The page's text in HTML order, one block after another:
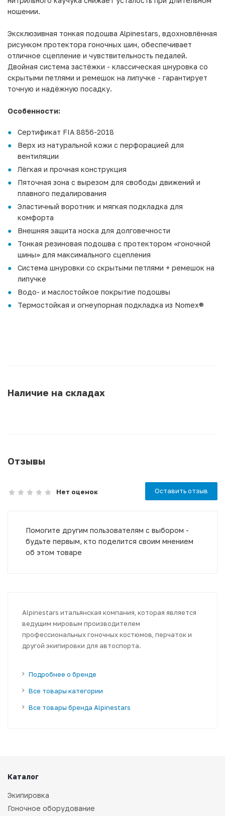
ношении.
Эксклюзивная тонкая подошва Alpinestars, вдохновлённая
рисунком протектора гоночных шин, обеспечивает
отличное сцепление и чувствительность педалей.
Двойная система застёжки - классическая шнуровка со
скрытыми петлями и ремешок на липучке - гарантирует
точную и надёжную посадку.
Особенности:
Сертификат FIA 8856-2018
Верх из натуральной кожи с перфорацией для
вентиляции
Лёгкая и прочная конструкция
Пяточная зона с вырезом для свободы движений и
плавного педалирования
Эластичный воротник и мягкая подкладка для
комфорта
Внешняя защита носка для долговечности
Тонкая резиновая подошва с протектором «гоночной
шины» для максимального сцепления
Система шнуровки со скрытыми петлями + ремешок на
липучке
Водо- и маслостойкое покрытие подошвы
Термостойкая и огнеупорная подкладка из Nomex®
Наличие на складах
Отзывы
Нет оценок Оставить отзыв
Помогите другим пользователям с выбором -
будьте первым, кто поделится своим мнением
об этом товаре
Alpinestars итальянская компания, которая является
ведущим мировым производителем
профессиональных гоночных костюмов, перчаток и
другой экипировки для автоспорта.
Подробнее о бренде
Все товары категории
Все товары бренда Alpinestars
Каталог
Экипировка
Гоночное оборудование